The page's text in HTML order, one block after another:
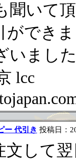
聞いて
ができ
いまし
lcc
ー 代引き 投稿日：
文して